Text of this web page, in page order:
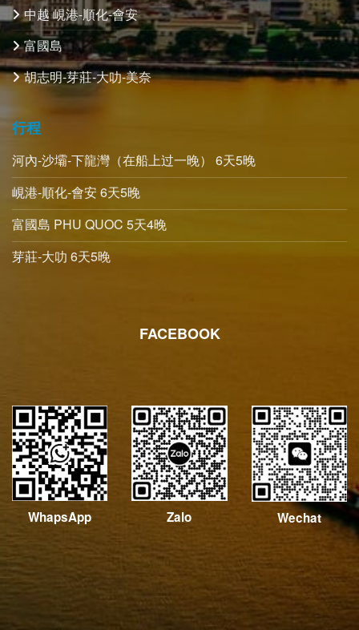
中越 峴港-順化-會安
富國島
胡志明-芽莊-大叻-美奈
行程
河內-沙壩-下龍灣（在船上过一晚） 6天5晚
峴港-順化-會安 6天5晚
富國島 PHU QUOC 5天4晚
芽莊-大叻 6天5晚
FACEBOOK
WhapsApp Zalo Wechat